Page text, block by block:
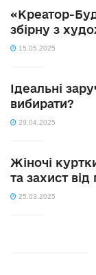
«Креатор-
збірну з
15.05.2025
Ідеальні
вибирати?
29.04.2025
Жіночі
та захист від
25.03.2025